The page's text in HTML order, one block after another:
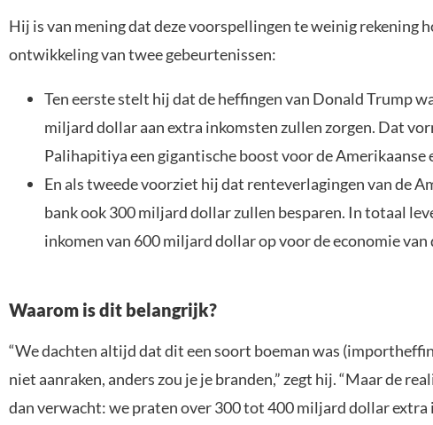
Hij is van mening dat deze voorspellingen te weinig rekening
ontwikkeling van twee gebeurtenissen:
Ten eerste stelt hij dat de heffingen van Donald Trump
miljard dollar aan extra inkomsten zullen zorgen. Dat
Palihapitiya een gigantische boost voor de Amerikaanse
En als tweede voorziet hij dat renteverlagingen van de
bank ook 300 miljard dollar zullen besparen. In totaal
inkomen van 600 miljard dollar op voor de economie van
Waarom is dit belangrijk?
“We dachten altijd dat dit een soort boeman was
niet aanraken, anders zou je je branden,” zegt hij. “Maar de
dan verwacht: we praten over 300 tot 400 miljard dollar extra